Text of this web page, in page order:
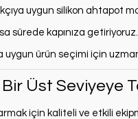
uygun silikon ahtapot
sürede kapınıza getiriyoruz.
uygun ürün seçimi için
Bir Üst Seviyeye
için kaliteli ve etkili